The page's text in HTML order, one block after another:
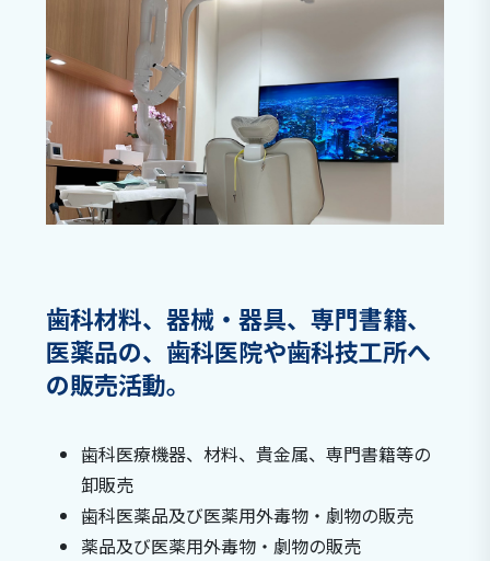
歯科材料、器械・器具、専門書籍、
医薬品の、歯科医院や歯科技工所へ
の販売活動。
歯科医療機器、材料、貴金属、専門書籍等の
卸販売
歯科医薬品及び医薬用外毒物・劇物の販売
薬品及び医薬用外毒物・劇物の販売